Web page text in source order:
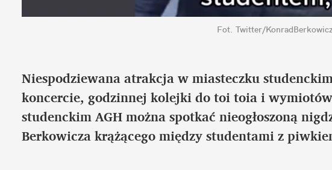
Fot. Twitter/KonradBerkowicz
Niespodziewana atrakcja w miasteczku
koncercie, godzinnej kolejki do toi toia i
studenckim AGH można spotkać nieogłoszoną
Berkowicza krążącego między studentami z